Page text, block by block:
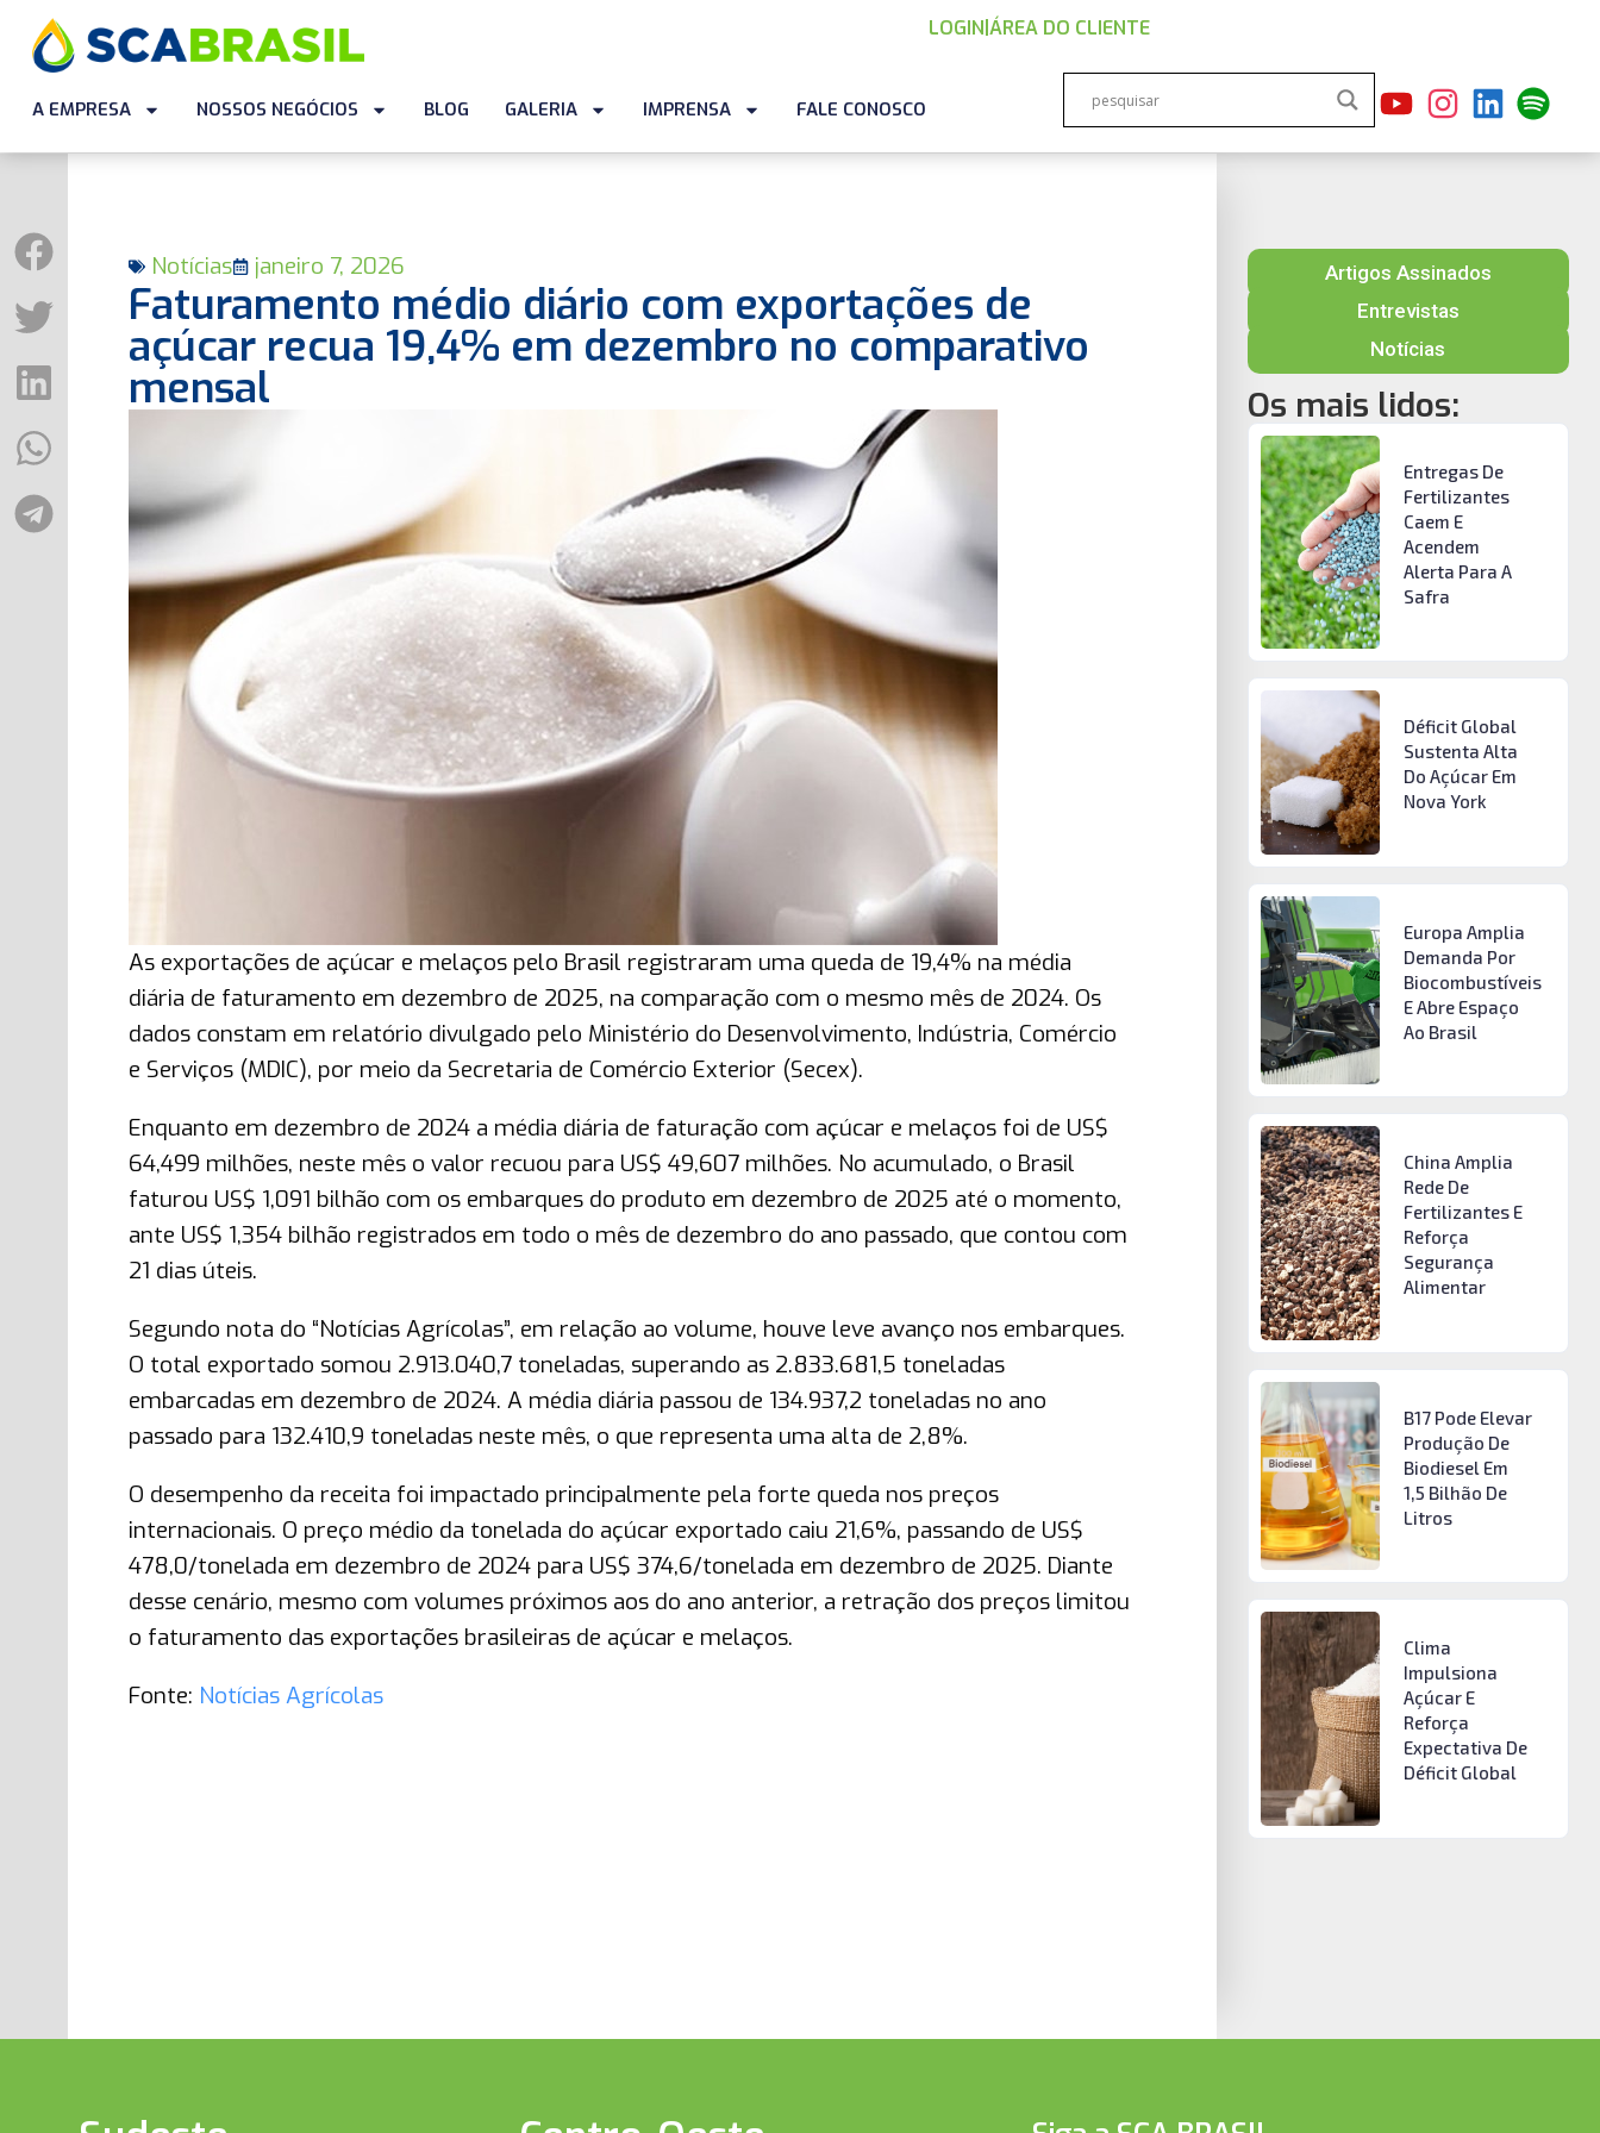
LOGIN |ÁREA DO CLIENTE
A EMPRESA NOSSOS NEGÓCIOS BLOG GALERIA IMPRENSA FALE CONOSCO
Notícias janeiro 7, 2026
Faturamento médio diário com exportações de
açúcar recua 19,4% em dezembro no comparativo
mensal
As exportações de açúcar e melaços pelo Brasil registraram uma queda de 19,4% na média
diária de faturamento em dezembro de 2025, na comparação com o mesmo mês de 2024. Os
dados constam em relatório divulgado pelo Ministério do Desenvolvimento, Indústria, Comércio
e Serviços (MDIC), por meio da Secretaria de Comércio Exterior (Secex).
Enquanto em dezembro de 2024 a média diária de faturação com açúcar e melaços foi de US$
64,499 milhões, neste mês o valor recuou para US$ 49,607 milhões. No acumulado, o Brasil
faturou US$ 1,091 bilhão com os embarques do produto em dezembro de 2025 até o momento,
ante US$ 1,354 bilhão registrados em todo o mês de dezembro do ano passado, que contou com
21 dias úteis.
Segundo nota do “Notícias Agrícolas”, em relação ao volume, houve leve avanço nos embarques.
O total exportado somou 2.913.040,7 toneladas, superando as 2.833.681,5 toneladas
embarcadas em dezembro de 2024. A média diária passou de 134.937,2 toneladas no ano
passado para 132.410,9 toneladas neste mês, o que representa uma alta de 2,8%.
O desempenho da receita foi impactado principalmente pela forte queda nos preços
internacionais. O preço médio da tonelada do açúcar exportado caiu 21,6%, passando de US$
478,0/tonelada em dezembro de 2024 para US$ 374,6/tonelada em dezembro de 2025. Diante
desse cenário, mesmo com volumes próximos aos do ano anterior, a retração dos preços limitou
o faturamento das exportações brasileiras de açúcar e melaços.
Fonte: Notícias Agrícolas
Artigos Assinados
Entrevistas
Notícias
Os mais lidos:
Entregas De
Fertilizantes
Caem E
Acendem
Alerta Para A
Safra
Déficit Global
Sustenta Alta
Do Açúcar Em
Nova York
Europa Amplia
Demanda Por
Biocombustíveis
E Abre Espaço
Ao Brasil
China Amplia
Rede De
Fertilizantes E
Reforça
Segurança
Alimentar
B17 Pode Elevar
Produção De
Biodiesel Em
1,5 Bilhão De
Litros
Clima
Impulsiona
Açúcar E
Reforça
Expectativa De
Déficit Global